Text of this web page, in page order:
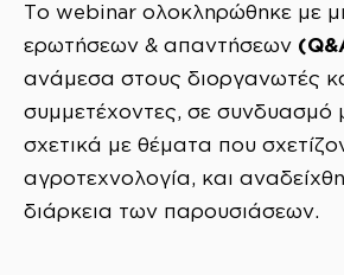
Το webinar ολοκληρώθηκε με
ερωτήσεων & απαντήσεων
ανάμεσα στους διοργανωτές
συμμετέχοντες, σε συνδυασμό
σχετικά με θέματα που
αγροτεχνολογία, και
διάρκεια των παρουσιάσεων.